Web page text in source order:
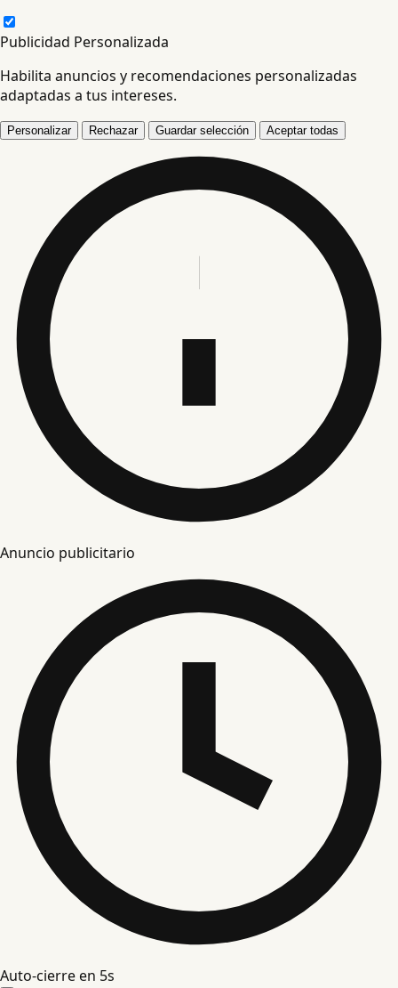
Publicidad Personalizada
Habilita anuncios y recomendaciones personalizadas
adaptadas a tus intereses.
Personalizar Rechazar Guardar selección Aceptar todas
Anuncio publicitario
Auto-cierre en 4s